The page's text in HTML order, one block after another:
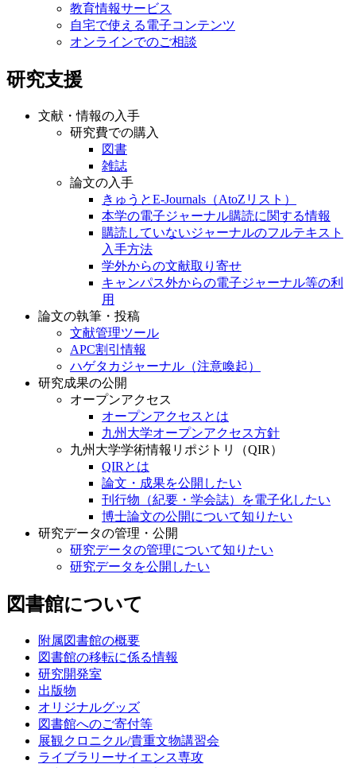
教育情報サービス
自宅で使える電子コンテンツ
オンラインでのご相談
研究支援
文献・情報の入手
研究費での購入
図書
雑誌
論文の入手
きゅうとE-Journals（AtoZリスト）
本学の電子ジャーナル購読に関する情報
購読していないジャーナルのフルテキスト
入手方法
学外からの文献取り寄せ
キャンパス外からの電子ジャーナル等の利
用
論文の執筆・投稿
文献管理ツール
APC割引情報
ハゲタカジャーナル（注意喚起）
研究成果の公開
オープンアクセス
オープンアクセスとは
九州大学オープンアクセス方針
九州大学学術情報リポジトリ（QIR）
QIRとは
論文・成果を公開したい
刊行物（紀要・学会誌）を電子化したい
博士論文の公開について知りたい
研究データの管理・公開
研究データの管理について知りたい
研究データを公開したい
図書館について
附属図書館の概要
図書館の移転に係る情報
研究開発室
出版物
オリジナルグッズ
図書館へのご寄付等
展観クロニクル/貴重文物講習会
ライブラリーサイエンス専攻